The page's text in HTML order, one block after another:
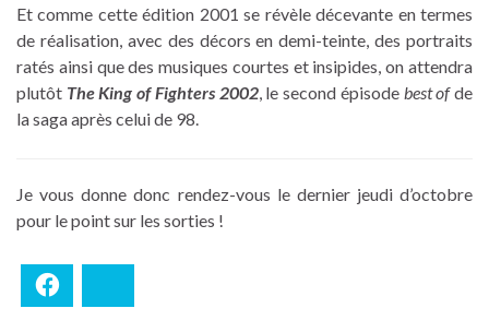
Et comme cette édition 2001 se révèle décevante en termes
de réalisation, avec des décors en demi-teinte, des portraits
ratés ainsi que des musiques courtes et insipides, on attendra
plutôt The King of Fighters 2002, le second épisode best ofde
la saga après celui de 98.
Je vous donne donc rendez-vous le dernier jeudi d’octobre
pour le point sur les sorties !